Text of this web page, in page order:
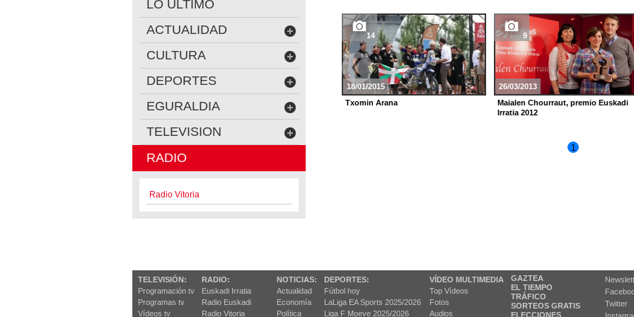
LO ÚLTIMO
ACTUALIDAD
CULTURA
DEPORTES
EGURALDIA
TELEVISION
RADIO
Radio Vitoria
14
18/01/2015
Txomin Arana
9
26/03/2013
Maialen Chourraut, premio Euskadi
Irratia 2012
1
TELEVISIÓN:
Programación tv
Programas tv
Vídeos tv
RADIO:
Euskadi Irratia
Radio Euskadi
Radio Vitoria
NOTICIAS:
Actualidad
Economía
Política
DEPORTES:
Fútbol hoy
LaLiga EA Sports 2025/2026
Liga F Moeve 2025/2026
VÍDEO MULTIMEDIA
Top Vídeos
Fotos
Audios
GAZTEA
EL TIEMPO
TRÁFICO
SORTEOS GRATIS
ELECCIONES
Twitter